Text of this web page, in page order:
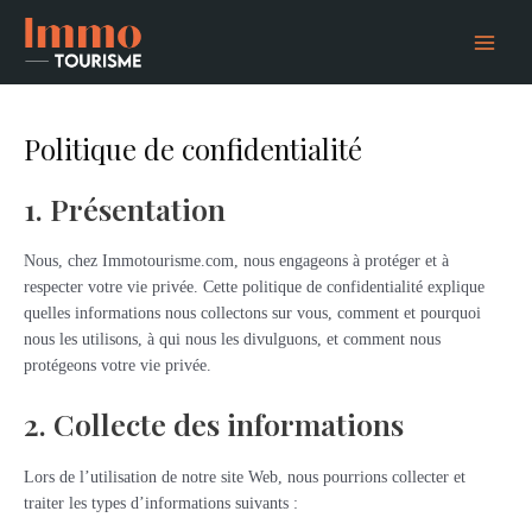
contenu
Politique de confidentialité
1. Présentation
Nous, chez Immotourisme.com, nous engageons à protéger et à
respecter votre vie privée. Cette politique de confidentialité explique
quelles informations nous collectons sur vous, comment et pourquoi
nous les utilisons, à qui nous les divulguons, et comment nous
protégeons votre vie privée.
2. Collecte des informations
Lors de l’utilisation de notre site Web, nous pourrions collecter et
traiter les types d’informations suivants :